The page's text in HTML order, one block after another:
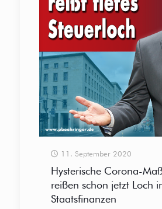
11. September 2020
Hysterische Corona-
reißen schon jetzt Loch
Staatsfinanzen